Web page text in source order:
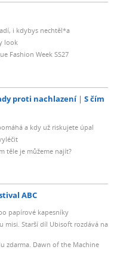
i kdybys nechtěl*a
look
Fashion Week SS27
proti nachlazení
S čím
a kdy už riskujete úpal
těle je můžeme najít?
ABC
papírové kapesníky
misi. Starší díl Ubisoft rozdává na
zdarma. Dawn of the Machine